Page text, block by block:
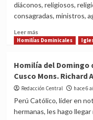
a
todo
mundo
antes
Semana
Santa
diáconos, religiosos,
consagradas, ministros,
Leer másRead
more
CARABAYLLO:
Indicaciones
de
Mons.
Panizza
Homilías Dominicales
Homilía del Domingo
Cusco Mons. Richard
Redacción Central hace 6
Perú Católico, líder en
hermanas, les hago